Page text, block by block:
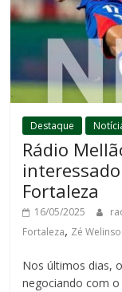
Destaque
Rádio
Fortaleza
16/05/2025
Fortaleza, Zé
Nos últimos dias,
negociando com